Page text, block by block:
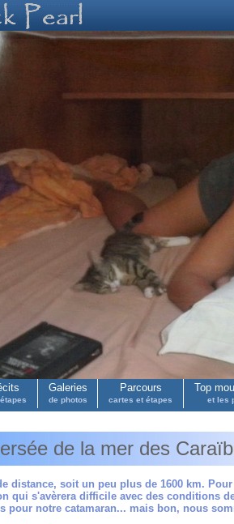
Galeries
de photos
Parcours
cartes et étapes
Top
et les
de la mer des
distance, soit un peu plus de 1600 km.
qui s'avèrera difficile avec des conditions
pour notre catamaran... mais bon, nous